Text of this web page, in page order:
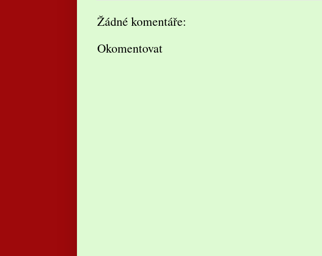
Žádné komentáře:
Okomentovat